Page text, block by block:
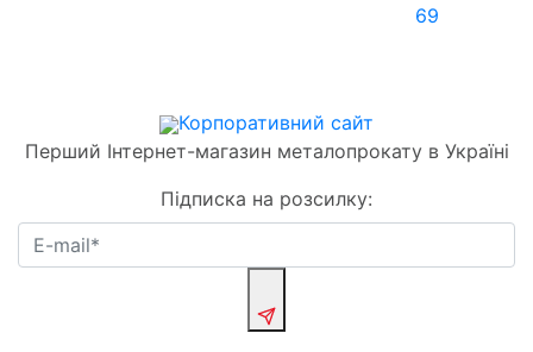
69
Корпоративний сайт
Перший Інтернет-магазин металопрокату в Україні
Підписка на розсилку: